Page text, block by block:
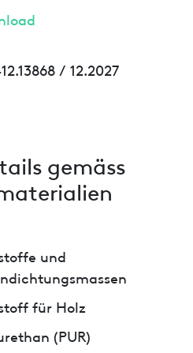
/ 12.2027
gemäss
und
für Holz
(PUR)